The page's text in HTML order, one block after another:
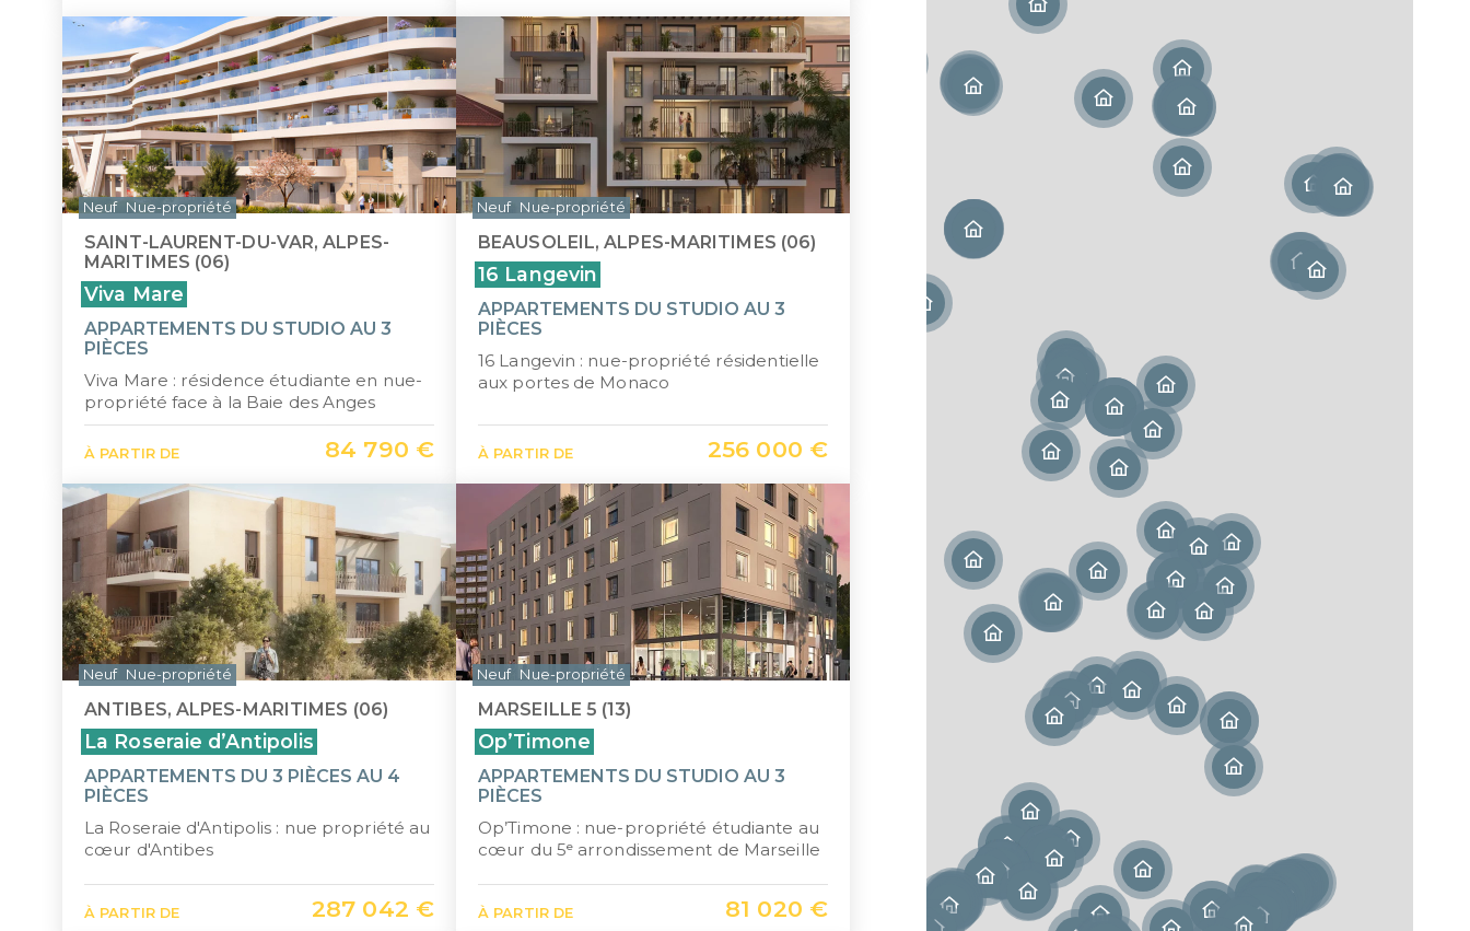
SAINT-LAURENT-DU-VAR, ALPES-
MARITIMES (06)
Viva Mare
APPARTEMENTS DU STUDIO AU 3
PIÈCES
Viva Mare : résidence étudiante en nue-
propriété face à la Baie des Anges
À PARTIR DE 84 790 €
Neuf Nue-propriété
BEAUSOLEIL, ALPES-MARITIMES (06)
16 Langevin
APPARTEMENTS DU STUDIO AU 3
PIÈCES
16 Langevin : nue-propriété résidentielle
aux portes de Monaco
À PARTIR DE 256 000 €
Neuf Nue-propriété
ANTIBES, ALPES-MARITIMES (06)
La Roseraie d’Antipolis
APPARTEMENTS DU 3 PIÈCES AU 4
PIÈCES
La Roseraie d'Antipolis : nue propriété au
cœur d'Antibes
À PARTIR DE 287 042 €
Neuf Nue-propriété
MARSEILLE 5 (13)
Op’Timone
APPARTEMENTS DU STUDIO AU 3
PIÈCES
Op’Timone : nue-propriété étudiante au
cœur du 5ᵉ arrondissement de Marseille
À PARTIR DE 81 020 €
Neuf Nue-propriété